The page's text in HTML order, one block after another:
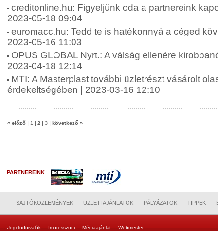
creditonline.hu: Figyeljünk oda a partnereink
2023-05-18 09:04
euromacc.hu: Tedd te is hatékonnyá a céged
2023-05-16 11:03
OPUS GLOBAL Nyrt.: A válság ellenére
2023-04-18 12:14
MTI: A Masterplast további üzletrészt vásárolt
érdekeltségében | 2023-03-16 12:10
« előző 1 2 3 következő »
PARTNEREINK
SAJTÓKÖZLEMÉNYEK ÜZLETI AJÁNLATOK PÁLYÁZATOK TIPPEK
Jogi tudnivalók Impresszum Médiaajánlat Webmester